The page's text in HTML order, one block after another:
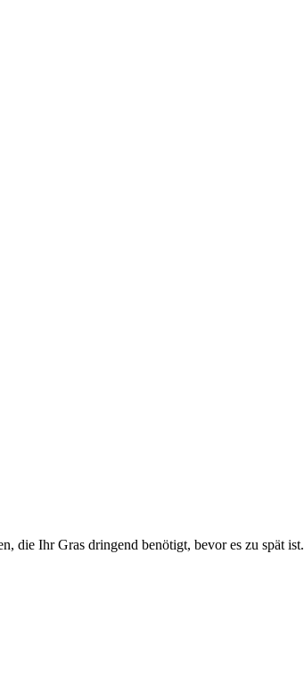
die Ihr Gras dringend benötigt, bevor es zu spät ist.